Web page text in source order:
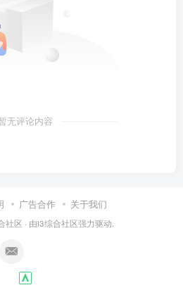
无评论内容
广告合作 关于我们
社区 · 由i3综合社区强力驱动.